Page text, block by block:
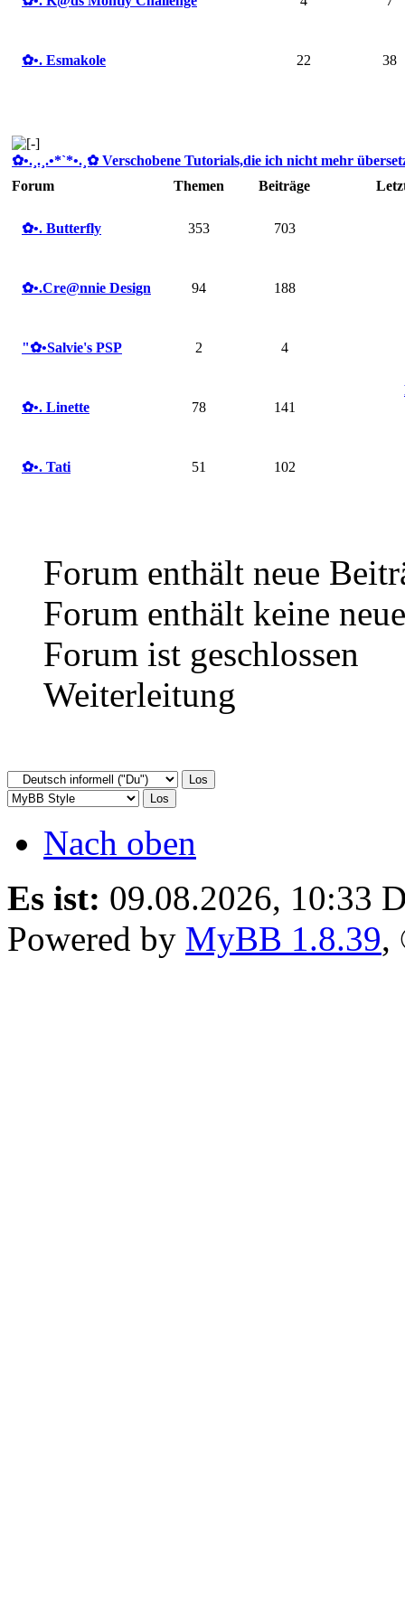
✿ •. Esmakole 22 38
✿ •.¸.¸.•*`*•.¸✿ Verschobene Tutorials,die ich nicht mehr
Forum
Themen Beiträge
✿ •. Butterfly 353 703
✿ •.Cre@nnie Design 94 188
"✿ •Salvie's PSP 2 4
✿ •. Linette 78 141
✿ •. Tati 51 102
Forum enthält neue
Forum enthält keine
Forum ist geschlossen
Weiterleitung
Nach oben
Es ist: 09.08.2026, 10:33
Powered by MyBB 1.8.39,